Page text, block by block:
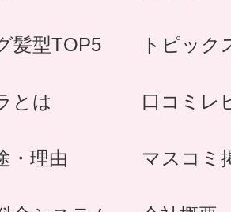
髪型TOP5
とは
・理由
トピック
口コミレ
マスコミ